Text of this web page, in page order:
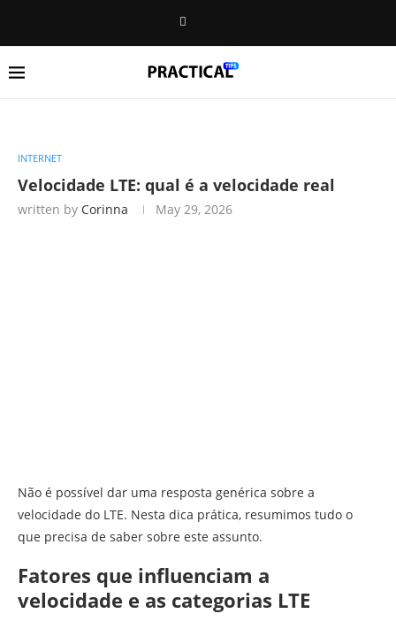
INTERNET
Velocidade LTE: qual é a velocidade real
written by Corinna May 29, 2026
Não é possível dar uma resposta genérica sobre a
velocidade do LTE. Nesta dica prática, resumimos tudo o
que precisa de saber sobre este assunto.
Fatores que influenciam a
velocidade e as categorias LTE